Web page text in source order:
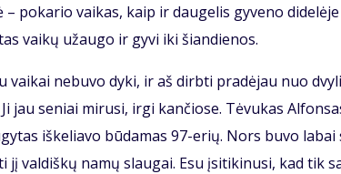
– po­ka­rio vai­kas, kaip ir dau­ge­lis gy­ve­no
vai­kų už­au­go ir gy­vi iki šian­die­nos.
vai­kai ne­bu­vo dy­ki, ir aš dirb­ti pra­dė­jau nuo
Ji jau se­niai mi­ru­si, ir­gi kan­čio­se. Tė­vu­kas
iš­ke­lia­vo bū­da­mas 97-erių. Nors bu­vo
jį val­diš­kų na­mų slau­gai. Esu įsi­ti­ki­nu­si, kad tik